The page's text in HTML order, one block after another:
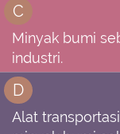
C
Minyak bumi
industri.
D
Alat